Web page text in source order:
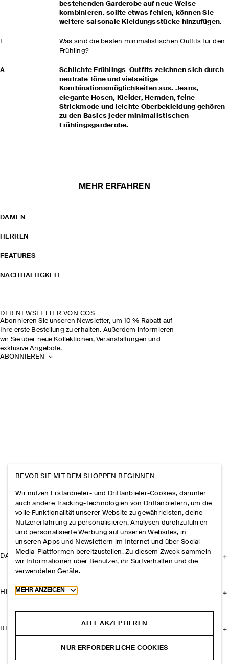
bestehenden Garderobe auf neue Weise
kombinieren. sollte etwas fehlen, können Sie
weitere saisonale Kleidungsstücke hinzufügen.
F
Was sind die besten minimalistischen Outfits für den
Frühling?
A
Schlichte Frühlings-Outfits zeichnen sich durch
neutrale Töne und vielseitige
Kombinationsmöglichkeiten aus. Jeans,
elegante Hosen, Kleider, Hemden, feine
Strickmode und leichte Oberbekleidung gehören
zu den Basics jeder minimalistischen
Frühlingsgarderobe.
MEHR ERFAHREN
DAMEN
HERREN
FEATURES
NACHHALTIGKEIT
DER NEWSLETTER VON COS
Abonnieren Sie unseren Newsletter, um 10 % Rabatt auf
Ihre erste Bestellung zu erhalten. Außerdem informieren
wir Sie über neue Kollektionen, Veranstaltungen und
exklusive Angebote.
ABONNIEREN
DAS UNTERNEHMEN
HILFE
RECHTLICHES
BEVOR SIE MIT DEM SHOPPEN BEGINNEN
Wir nutzen Erstanbieter- und Drittanbieter-Cookies, darunter
auch andere Tracking-Technologien von Drittanbietern, um die
volle Funktionalität unserer Website zu gewährleisten, deine
Nutzererfahrung zu personalisieren, Analysen durchzuführen
und personalisierte Werbung auf unseren Websites, in
unseren Apps und Newslettern im Internet und über Social-
Media-Plattformen bereitzustellen. Zu diesem Zweck sammeln
wir Informationen über Benutzer, ihr Surfverhalten und die
verwendeten Geräte.
Toggle more cookie information
MEHR ANZEIGEN
ALLE AKZEPTIEREN
NUR ERFORDERLICHE COOKIES